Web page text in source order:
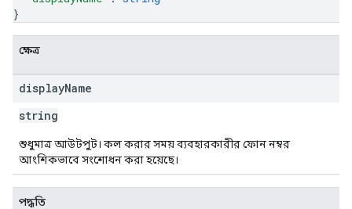
}
ক্ষেত্র
displayName
string
শুধুমাত্র আউটপুট। কল করার সময় ব্যবহারকারীর ফোন নম্বর
আংশিকভাবে সংশোধন করা হয়েছে।
পদ্ধতি